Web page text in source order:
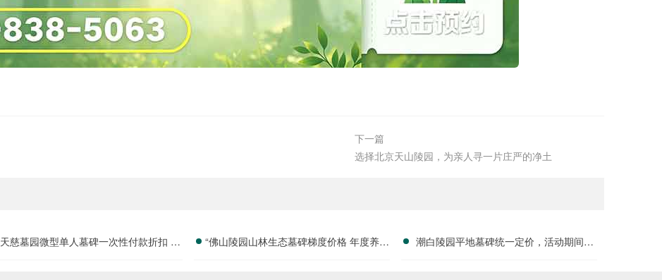
下一篇
选择北京天山陵园，为亲人寻一片庄严的净土
天慈墓园微型单人墓碑一次性付款折扣 全
“佛山陵园山林生态墓碑梯度价格 年度养护
潮白陵园平地墓碑统一定价，活动期间园